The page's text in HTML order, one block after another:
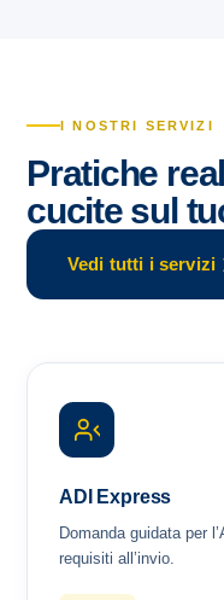
I NOSTRI SERVIZI
Pratiche
cucite sul
Vedi tutti i servizi
ADI Express
Domanda guidata per
requisiti all’invio.